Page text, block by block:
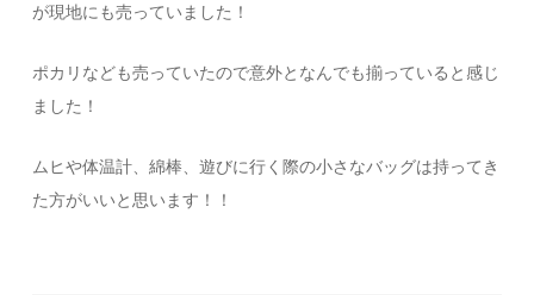
が現地にも売っていました！
ポカリなども売っていたので意外となんでも揃っていると感じ
ました！
ムヒや体温計、綿棒、遊びに行く際の小さなバッグは持ってき
た方がいいと思います！！